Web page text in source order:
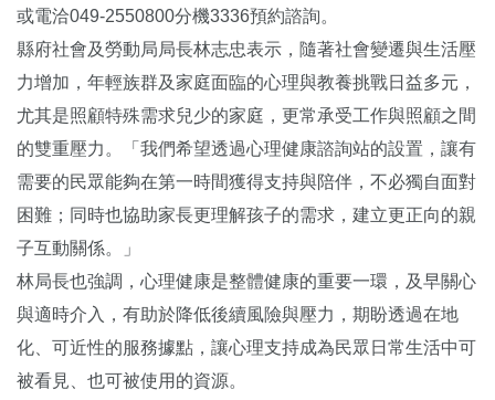
或電洽049-2550800分機3336預約諮詢。
縣府社會及勞動局局長林志忠表示，隨著社會變遷與生活壓
力增加，年輕族群及家庭面臨的心理與教養挑戰日益多元，
尤其是照顧特殊需求兒少的家庭，更常承受工作與照顧之間
的雙重壓力。「我們希望透過心理健康諮詢站的設置，讓有
需要的民眾能夠在第一時間獲得支持與陪伴，不必獨自面對
困難；同時也協助家長更理解孩子的需求，建立更正向的親
子互動關係。」
林局長也強調，心理健康是整體健康的重要一環，及早關心
與適時介入，有助於降低後續風險與壓力，期盼透過在地
化、可近性的服務據點，讓心理支持成為民眾日常生活中可
被看見、也可被使用的資源。